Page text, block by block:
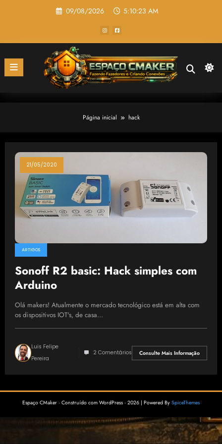
09/08/2026 5:10:23 AM
Página inicial hack
21/05/2020
ARTIGOS
Sonoff R2 basic: Hack simples com
Arduino
Olá makers! Atualmente o mercado tecnológico está em alta com
os dispositivos IOT's, de casa…
Luis Felipe
Pereira
2 Comentários Consulte Mais Informação
Espaço CMaker · Construído com WordPress · 2026 | Powered By SpiceThemes